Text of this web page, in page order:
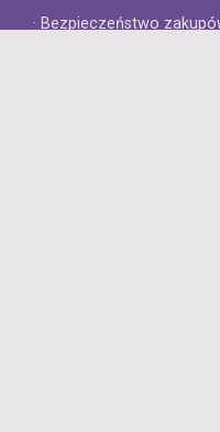
· Bezpieczeństwo